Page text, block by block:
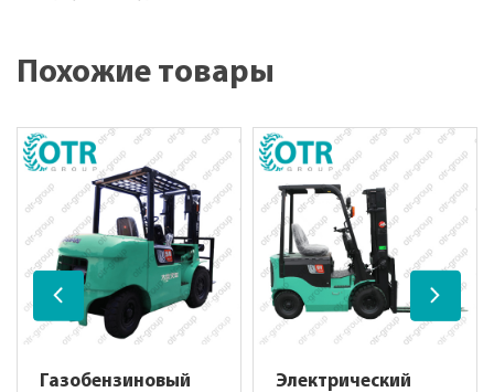
Похожие товары
Газобензиновый
Электрический